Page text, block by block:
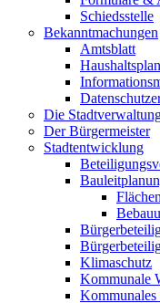
Schiedsstelle
Bekanntmachungen
Amtsblatt
Die
Der Bürgermeister
Stadtentwicklung
Klimaschutz
Kommunale
Kommunales